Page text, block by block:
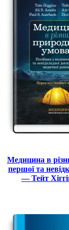
Медицина в
першої та
— Тейт